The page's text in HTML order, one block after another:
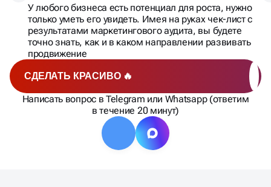
СДЕЛАТЬ КРАСИВО 🔥
Написать вопрос в Telegram или Whatsapp (ответим
в течение 20 минут)
У любого бизнеса есть потенциал для роста, нужно
только уметь его увидеть. Имея на руках чек-лист с
результатами маркетингового аудита, вы будете
точно знать, как и в каком направлении развивать
продвижение